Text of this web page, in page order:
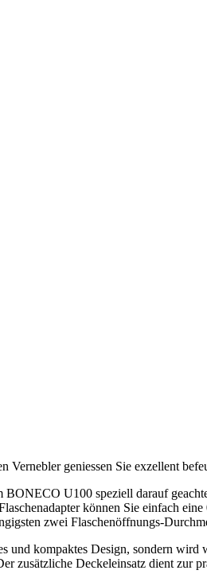
geniessen Sie exzellent
U100 speziell darauf
können Sie einfach
zwei Flaschenöffnungs-
kompaktes Design, sondern
Deckeleinsatz dient zur